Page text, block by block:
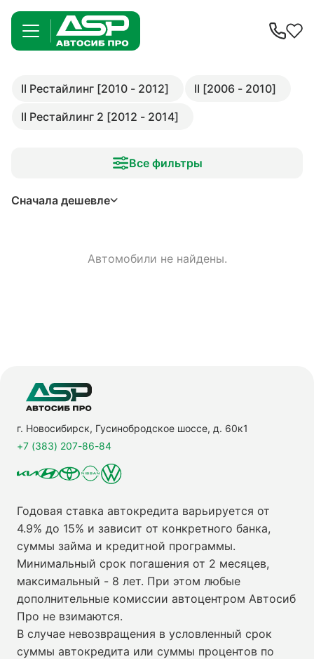
II Рестайлинг [2010 - 2012]
II [2006 - 2010]
II Рестайлинг 2 [2012 - 2014]
Все фильтры
Сначала дешевле
Автомобили не найдены.
г. Новосибирск, Гусинобродское шоссе, д. 60к1
+7 (383) 207-86-84
Годовая ставка автокредита варьируется от
4.9% до 15% и зависит от конкретного банка,
суммы займа и кредитной программы.
Минимальный срок погашения от 2 месяцев,
максимальный - 8 лет. При этом любые
дополнительные комиссии автоцентром Автосиб
Про не взимаются.
В случае невозвращения в условленный срок
суммы автокредита или суммы процентов по